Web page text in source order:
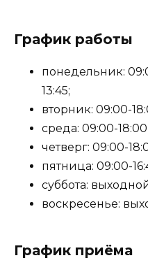
График работы
понедельник:
13:45;
вторник: 09:00-
среда: 09:00-
четверг: 09:00-
пятница: 09:00-
суббота:
воскресенье:
График приёма